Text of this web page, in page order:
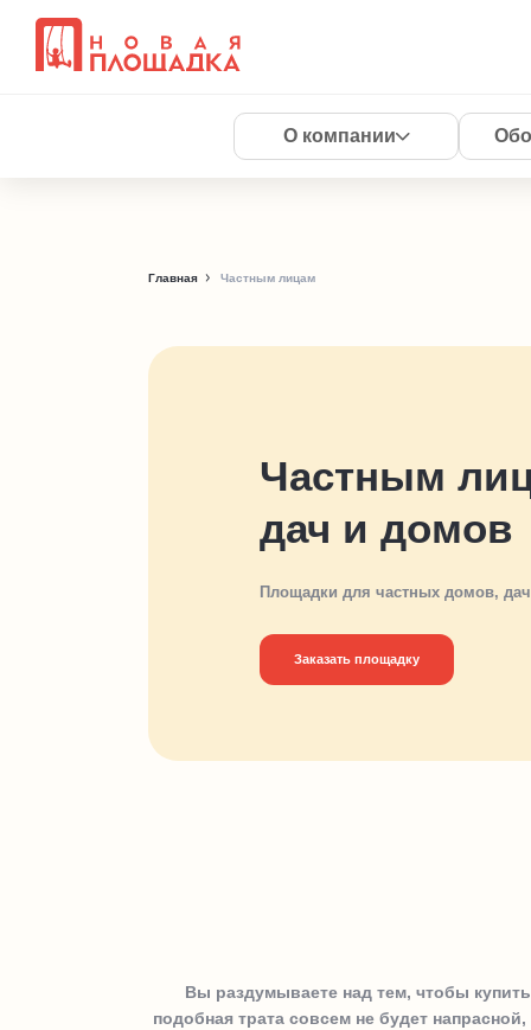
О компании
Главная Частным лицам
Частным
дач и домов
Площадки для частных домов, дач
Заказать площадку
Вы раздумываете над тем, чтобы
подобная трата совсем не будет